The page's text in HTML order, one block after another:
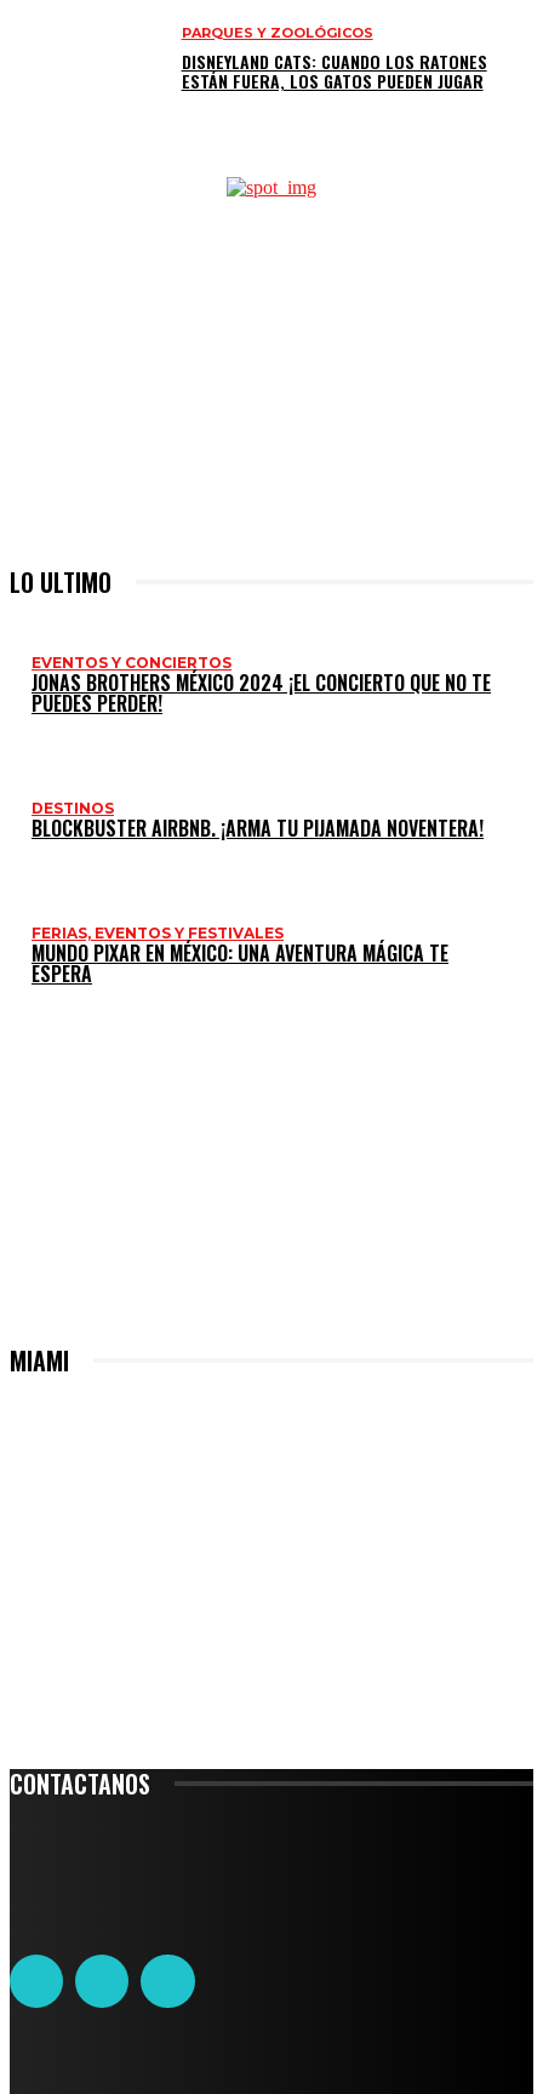
PARQUES Y ZOOLÓGICOS
DISNEYLAND CATS: CUANDO LOS RATONES
ESTÁN FUERA, LOS GATOS PUEDEN JUGAR
LO ULTIMO
EVENTOS Y CONCIERTOS
JONAS BROTHERS MÉXICO 2024 ¡EL CONCIERTO QUE NO TE
PUEDES PERDER!
DESTINOS
BLOCKBUSTER AIRBNB. ¡ARMA TU PIJAMADA NOVENTERA!
FERIAS, EVENTOS Y FESTIVALES
MUNDO PIXAR EN MÉXICO: UNA AVENTURA MÁGICA TE
ESPERA
MIAMI
CONTACTANOS